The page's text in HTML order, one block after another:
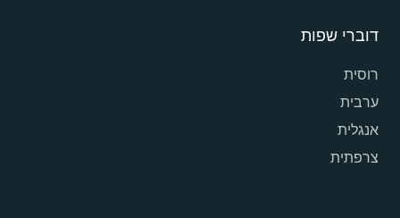
דוברי שפות
רוסית
ערבית
אנגלית
צרפתית